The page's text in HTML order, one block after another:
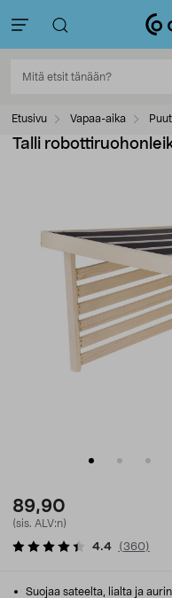
Etusivu Vapaa-aika
Talli
89,90
(sis. ALV:n)
4.4 (360)
Suojaa sateelta, lialta ja